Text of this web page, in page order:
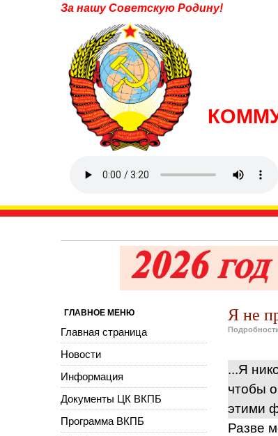
За нашу Советскую Родину!
Я не
...Я
чтобы
этими
Разве
ГЛАВНОЕ МЕНЮ
Главная страница
Новости
Информация
Документы ЦК ВКПБ
Программа ВКПБ